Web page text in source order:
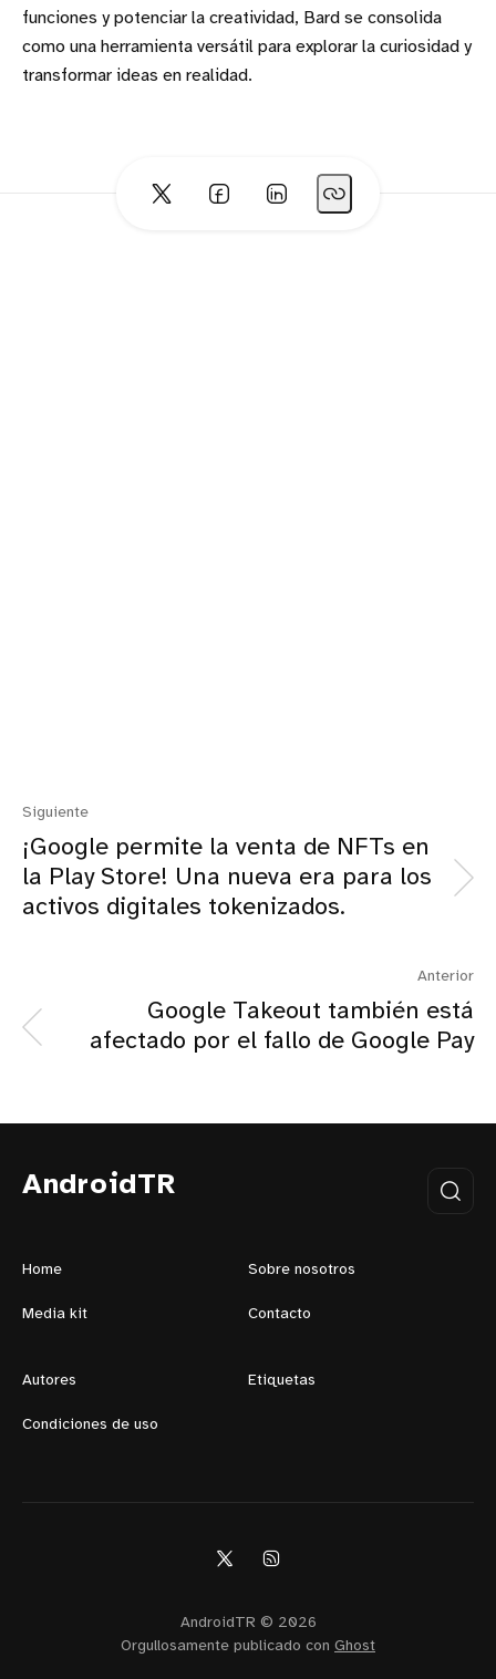
funciones y potenciar la creatividad, Bard se consolida
como una herramienta versátil para explorar la curiosidad y
transformar ideas en realidad.
Siguiente
¡Google permite la venta de NFTs en
la Play Store! Una nueva era para los
activos digitales tokenizados.
Anterior
Google Takeout también está
afectado por el fallo de Google Pay
AndroidTR
Home Sobre nosotros
Media kit Contacto
Autores Etiquetas
Condiciones de uso
AndroidTR © 2026
Orgullosamente publicado con Ghost